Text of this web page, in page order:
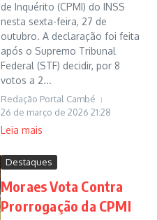
de Inquérito (CPMI) do INSS
nesta sexta-feira, 27 de
outubro. A declaração foi feita
após o Supremo Tribunal
Federal (STF) decidir, por 8
votos a 2...
Redação Portal Cambé
26 de março de 2026 21:28
Leia mais
Destaques
Moraes Vota Contra
Prorrogação da CPMI